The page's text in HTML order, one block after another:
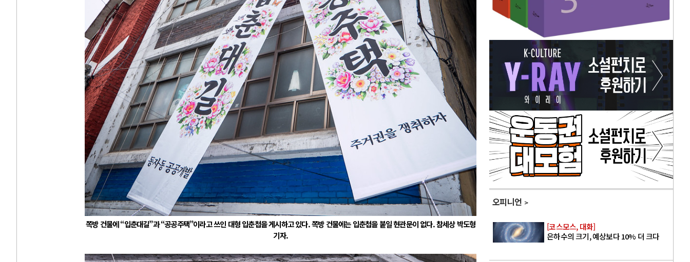
쪽방 건물에 “입춘대길”과 “공공주택”이라고 쓰인 대형 입춘첩을 게시하고 있다. 쪽방 건물에는 입춘첩을 붙일 현관문이 없다. 참세상 박도형
기자.
오피니언
[코스모스, 대화]
은하수의 크기, 예상보다 10% 더 크다